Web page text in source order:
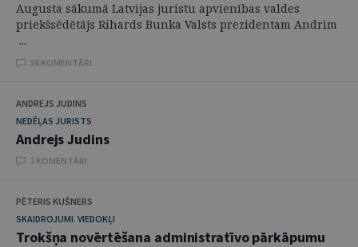
Augusta sākumā Latvijas juristu apvienības valdes
priekšsēdētājs Rihards Bunka Valsts prezidentam Andrim
...
38 KOMENTĀRI
ANDREJS JUDINS
NEDĒĻAS JURISTS
Andrejs Judins
2 KOMENTĀRI
PĒTERIS KUŠNERS
SKAIDROJUMI. VIEDOKĻI
Trokšņa novērtēšana administratīvo pārkāpumu